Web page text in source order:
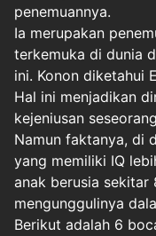
penemuannya.
Ia merupakan
terkemuka di dunia
ini. Konon diketahui
Hal ini menjadikan
kejeniusan
Namun faktanya, di
yang memiliki IQ
anak berusia sekitar
mengunggulinya
Berikut adalah 6